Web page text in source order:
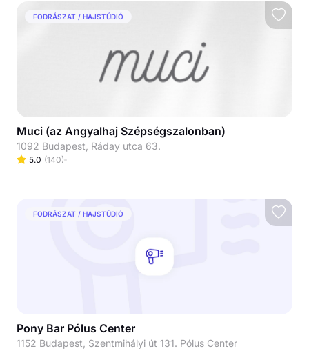
FODRÁSZAT / HAJSTÚDIÓ
Muci (az Angyalhaj Szépségszalonban)
1092 Budapest, Ráday utca 63.
5.0 (140)
FODRÁSZAT / HAJSTÚDIÓ
Pony Bar Pólus Center
1152 Budapest, Szentmihályi út 131. Pólus Center